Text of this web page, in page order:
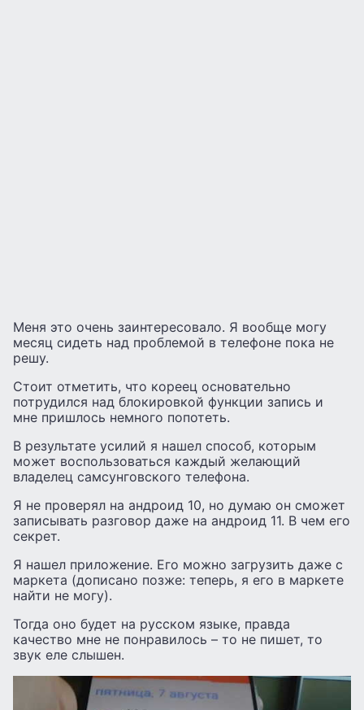
Меня это очень заинтересовало. Я вообще могу
месяц сидеть над проблемой в телефоне пока не
решу.
Стоит отметить, что кореец основательно
потрудился над блокировкой функции запись и
мне пришлось немного попотеть.
В результате усилий я нашел способ, которым
может воспользоваться каждый желающий
владелец самсунговского телефона.
Я не проверял на андроид 10, но думаю он сможет
записывать разговор даже на андроид 11. В чем его
секрет.
Я нашел приложение. Его можно загрузить даже с
маркета (дописано позже: теперь, я его в маркете
найти не могу).
Тогда оно будет на русском языке, правда
качество мне не понравилось – то не пишет, то
звук еле слышен.